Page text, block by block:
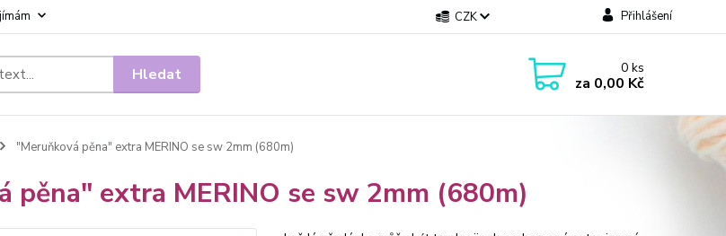
CZK Přihlášení
Hledat 0ks
za 0,00 Kč
"Meruňková pěna" extra MERINO se sw 2mm (680m)
pěna" extra MERINO se sw 2mm (680m)